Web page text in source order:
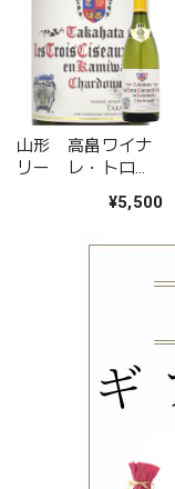
山形 高畠ワイナ
リー レ・トロ
オオウラ・エン・
¥5,500